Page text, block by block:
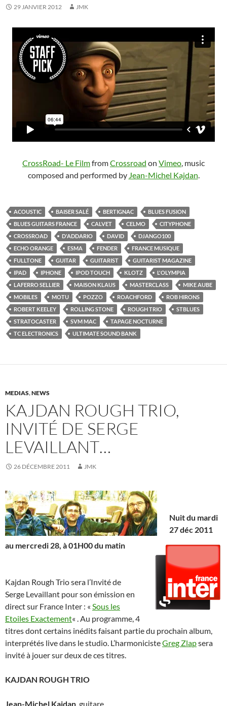
29 JANVIER 2012 JMK
CrossRoad- Le FilmfromCrossroad on Vimeo, music
composed and performed by Jean-Michel Kajdan.
ACOUSTIC BAISER SALÉ BERTIGNAC
BLUES FUSION
BLUES GUITARS FRANCE
CALVET CELMO
CITYPHONE
CROSSROAD
D'ADDARIO DAVID
DJANGO100
ECHO ORANGE
ESMA FENDER
FRANCE MUSIQUE
FULLTONE
GUITAR GUITARIST
GUITARIST MAGAZINE
IPAD
IPHONE IPOD TOUCH KLOTZ
L'OLYMPIA
LAFERRO SELLIER
MAISON KLAUS MASTERCLASS
MIKE AUBE
MOBILES
MOTU POZZO ROACHFORD
ROB HIRONS
ROBERT KEELEY
ROLLING STONE ROUGH TRIO
STBLUES
STRATOCASTER
SVM MAC
TAPAGE NOCTURNE
TC ELECTRONICS
ULTIMATE SOUND BANK
MEDIAS,NEWS
KAJDAN ROUGH TRIO,
INVITÉ DE SERGE
LEVAILLANT…
26 DÉCEMBRE 2011 JMK
Nuit du mardi
27 déc 2011
au mercredi 28, à 01H00 du matin
Kajdan Rough Trio sera l’Invité de
Serge Levaillant pour son émission en
direct sur France Inter : « Sous les
Etoiles Exactement« . Au programme, 4
titres dont certains inédits faisant partie du prochain album,
interprétés live dans le studio. L’harmonicisteGreg Zlapsera
invité à jouer sur deux de ces titres.
KAJDAN ROUGH TRIO
Jean-Michel Kajdan , guitare